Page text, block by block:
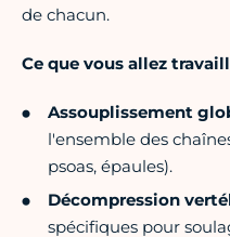
de chacun.
Ce que vous allez
Assouplissement
l'ensemble des
psoas, épaules).
Décompression
spécifiques pour